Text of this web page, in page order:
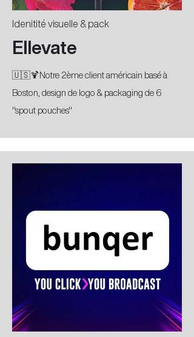
Idenitité visuelle & pack
Ellevate
🇺🇸🍹Notre 2ème client américain basé à
Boston, design de logo & packaging de 6
"spout pouches"